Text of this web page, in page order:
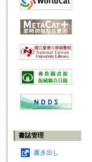
書誌管理
書き出し